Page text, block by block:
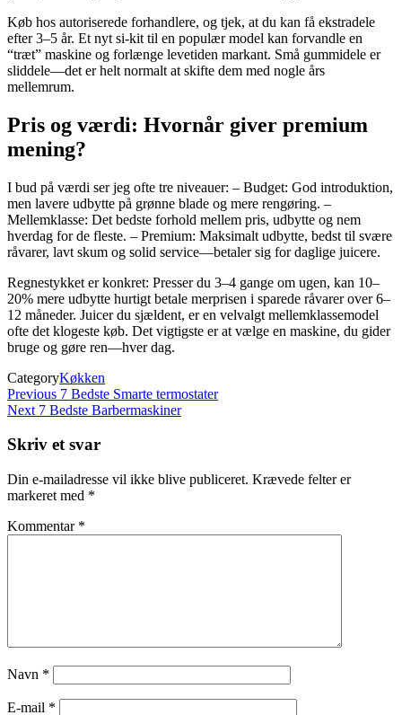
Køb hos autoriserede forhandlere, og tjek, at du kan få ekstradele
efter 3–5 år. Et nyt si-kit til en populær model kan forvandle en
“træt” maskine og forlænge levetiden markant. Små gummidele er
sliddele—det er helt normalt at skifte dem med nogle års
mellemrum.
Pris og værdi: Hvornår giver premium
mening?
I bud på værdi ser jeg ofte tre niveauer: – Budget: God introduktion,
men lavere udbytte på grønne blade og mere rengøring. –
Mellemklasse: Det bedste forhold mellem pris, udbytte og nem
hverdag for de fleste. – Premium: Maksimalt udbytte, bedst til svære
råvarer, lavt skum og solid service—betaler sig for daglige juicere.
Regnestykket er konkret: Presser du 3–4 gange om ugen, kan 10–
20% mere udbytte hurtigt betale merprisen i sparede råvarer over 6–
12 måneder. Juicer du sjældent, er en velvalgt mellemklassemodel
ofte det klogeste køb. Det vigtigste er at vælge en maskine, du gider
bruge og gøre ren—hver dag.
CategoryKøkken
Indlægsnavigation
Previous
Post
Previous 7 Bedste Smarte termostater
Next
Next 7 Bedste Barbermaskiner
Skriv et svar
Din e-mailadresse vil ikke blive publiceret. Krævede felter er
markeret med *
Kommentar *
Navn *
E-mail *